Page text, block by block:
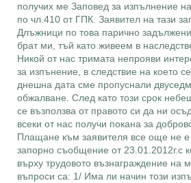
получих ме Заповед за изпълнение
по чл.410 от ГПК. Заявител на тази
Длъжници по това парично
брат ми, тъй като живеем в
Никой от нас тримата непрояви
за изпънение, в следствие на което
днешна дата сме пропуснали
обжалване. След като този срок
се възползва от правото си да ни
всеки от нас получи покана за
Плащане към заявителя все още не
запорно съобщение от 23.01.2012г.с
върху трудовото възнаграждение на
въпроси са: 1/ Има ли начин този